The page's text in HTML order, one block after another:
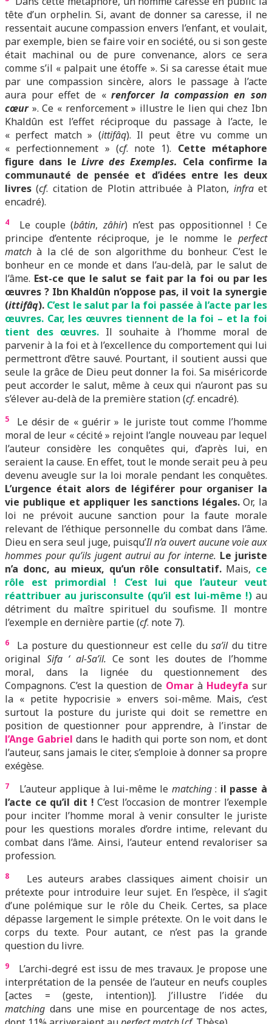
tête d’un orphelin. Si, avant de donner sa caresse, il ne
ressentait aucune compassion envers l’enfant, et voulait,
par exemple, bien se faire voir en société, ou si son geste
était machinal ou de pure convenance, alors ce sera
comme s’il « palpait une étoffe ». Si sa caresse était mue
par une compassion sincère, alors le passage à l’acte
aura pour effet de «renforcer la compassion en son
cœur». Ce « renforcement » illustre le lien qui chez Ibn
Khaldûn est l’effet réciproque du passage à l’acte, le
« perfect match » (ittifâq). Il peut être vu comme un
« perfectionnement » (cf. note 1). Cette métaphore
figure dans le Livre des Exemples. Cela confirme la
communauté de pensée et d’idées entre les deux
livres (cf. citation de Plotin attribuée à Platon, infraet
encadré).
4 Le couple (bâtin,zâhir) n’est pas oppositionnel ! Ce
principe d’entente réciproque, je le nomme le perfect
match à la clé de son algorithme du bonheur. C’est le
bonheur en ce monde et dans l’au-delà, par le salut de
l’âme. Est-ce que le salut se fait par la foi ou par les
œuvres ? Ibn Khaldûn n’oppose pas, il voit la synergie
(ittifâq). C’est le salut par la foi passée à l’acte par les
œuvres. Car, les œuvres tiennent de la foi – et la foi
tient des œuvres.Il souhaite à l’homme moral de
parvenir à la foi et à l’excellence du comportement qui lui
permettront d’être sauvé. Pourtant, il soutient aussi que
seule la grâce de Dieu peut donner la foi. Sa miséricorde
peut accorder le salut, même à ceux qui n’auront pas su
s’élever au-delà de la première station (cf. encadré).
5
Le désir de « guérir » le juriste tout comme l’homme
moral de leur « cécité » rejoint l’angle nouveau par lequel
l’auteur considère les conquêtes qui, d’après lui, en
seraient la cause. En effet, tout le monde serait peu à peu
devenu aveugle sur la loi morale pendant les conquêtes.
L’urgence était alors de légiférer pour organiser la
vie publique et appliquer les sanctions légales.Or, la
loi ne prévoit aucune sanction pour la faute morale
relevant de l’éthique personnelle du combat dans l’âme.
Dieu en sera seul juge, puisqu’Il n’a ouvert aucune voie aux
hommes pour qu’ils jugent autrui au for interne. Le juriste
n’a donc, au mieux, qu’un rôle consultatif.Mais, ce
rôle est primordial ! C’est lui que l’auteur veut
réattribuer au jurisconsulte (qu’il est lui-même !) au
détriment du maître spirituel du soufisme. Il montre
l’exemple en dernière partie (cf. note 7).
6 La posture du questionneur est celle dusa’ildu titre
original Sifa ‘ al-Sa’il. Ce sont les doutes de l’homme
moral, dans la lignée du questionnement des
Compagnons. C’est la question de Omarà Hudeyfa sur
la « petite hypocrisie » envers soi-même. Mais, c’est
surtout la posture du juriste qui doit se remettre en
position de questionner pour apprendre, à l’instar de
l’Ange Gabriel dans le hadith qui porte son nom, et dont
l’auteur, sans jamais le citer, s’emploie à donner sa propre
exégèse.
7 L’auteur applique à lui-même le matching: il passe à
l’acte ce qu’il dit ! C’est l’occasion de montrer l’exemple
pour inciter l’homme moral à venir consulter le juriste
pour les questions morales d’ordre intime, relevant du
combat dans l’âme. Ainsi, l’auteur entend revaloriser sa
profession.
8
Les auteurs arabes classiques aiment choisir un
prétexte pour introduire leur sujet. En l’espèce, il s’agit
d’une polémique sur le rôle du Cheik. Certes, sa place
dépasse largement le simple prétexte. On le voit dans le
corps du texte. Pour autant, ce n’est pas la grande
question du livre.
9
L’archi-degré est issu de mes travaux. Je propose une
interprétation de la pensée de l’auteur en neufs couples
[actes = (geste, intention)]. J’illustre l’idée du
matching dans une mise en pourcentage de nos actes,